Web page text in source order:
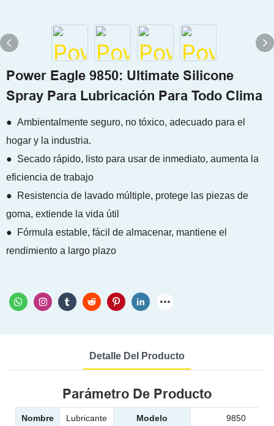
Power Eagle 9850: Ultimate Silicone
Spray Para Lubricación Para Todo Clima
● Ambientalmente seguro, no tóxico, adecuado para el
hogar y la industria.
● Secado rápido, listo para usar de inmediato, aumenta la
eficiencia de trabajo
● Resistencia de lavado múltiple, protege las piezas de
goma, extiende la vida útil
● Fórmula estable, fácil de almacenar, mantiene el
rendimiento a largo plazo
Detalle Del Producto
Parámetro De Producto
Nombre
Lubricante
Modelo 9850